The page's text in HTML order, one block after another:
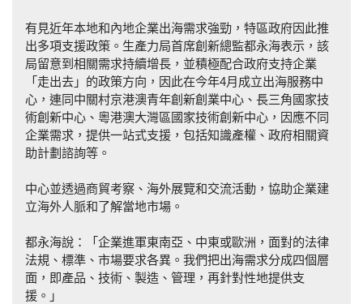
有見近年本地和內地企業出海需求強勁，特區政府因此推
出多項支援政策。生產力局首席創新總監都永海表示，該
局留意到相關需求持續增長，並積極配合政府支持企業
「走出去」的政策方向，因此在今年4月成立出海服務中
心，連同中關村京港澳青年創新創業中心、長三角國家技
術創新中心、粵港澳大灣區國家技術創新中心，因應不同
企業需求，提供一站式支援，包括知識產權、政府相關資
助計劃諮詢等。
中心並透過商貿考察、海外展覽和交流活動，協助企業建
立海外人脈和了解當地市場。
都永海說：「企業進軍東南亞、中東或歐洲，面對的法律
法規、標準、市場要求各異。我們把出海需求分成四個層
面，即產品、技術、製造、管理，再針對性地提供支
援。」